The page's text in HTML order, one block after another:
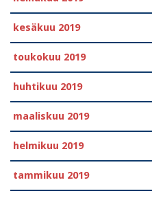
kesäkuu 2019
toukokuu 2019
huhtikuu 2019
maaliskuu 2019
helmikuu 2019
tammikuu 2019